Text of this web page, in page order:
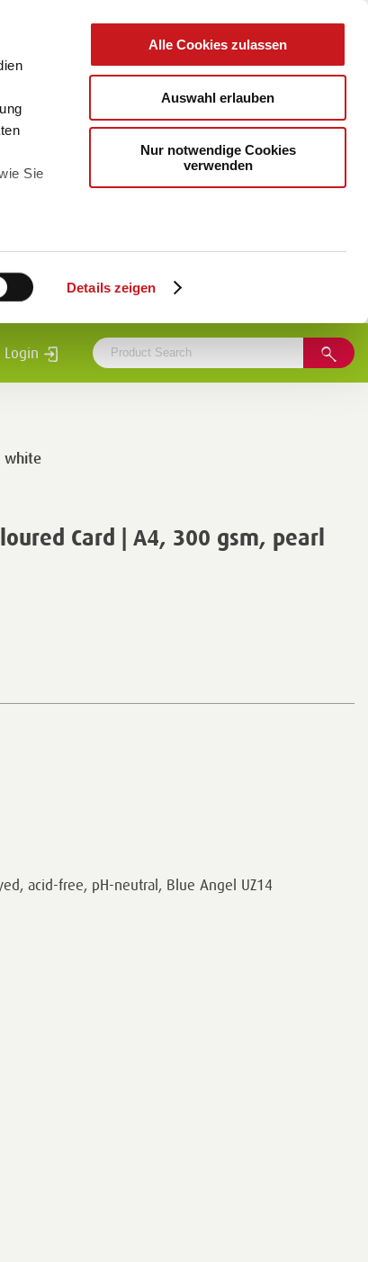
Sie
Details zeigen
Alle Cookies zulassen
Auswahl erlauben
Nur notwendige Cookies
verwenden
Login
Card | A4, 300 gsm, pearl
white
acid-free, pH-neutral, Blue Angel UZ14